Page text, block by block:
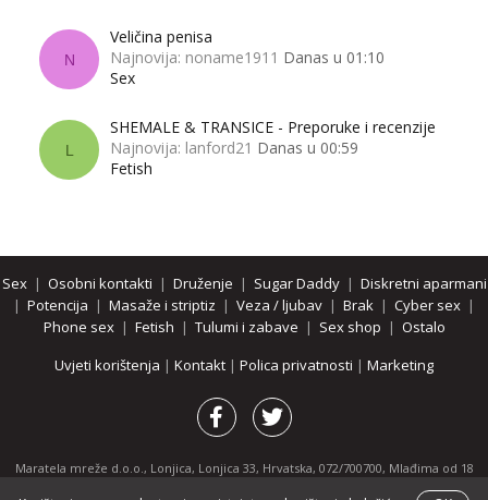
N
Veličina penisa
Najnovija: noname1911 Danas u 01:10
Sex
L
SHEMALE & TRANSICE - Preporuke i recenzije
Najnovija: lanford21 Danas u 00:59
Fetish
Sex| Osobni kontakti | Druženje | Sugar Daddy| Diskretni aparmani
| Potencija | Masaže i striptiz | Veza / ljubav | Brak | Cyber sex |
Phone sex| Fetish | Tulumi i zabave | Sex shop | Ostalo
Uvjeti korištenja | Kontakt | Polica privatnosti | Marketing
Maratela mreže d.o.o., Lonjica, Lonjica 33, Hrvatska, 072/700700, Mlađima od 18
godina zabranjeno je pregledavanje stranice i svih njenih dijelova.